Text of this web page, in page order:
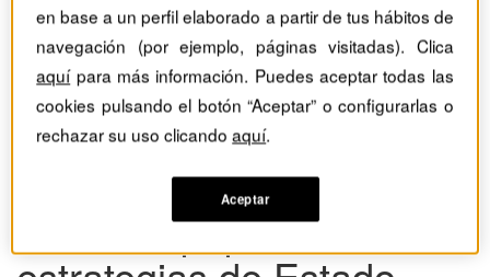
Revistas Harvard Deusto
TIC
La gestión de la inteligencia artificial en el futuro: el papel
de las estrategias de Estado
La gestión de la
inteligencia artificial en el
futuro: el papel de las
en base a un perfil elaborado a partir de tus hábitos de
navegación (por ejemplo, páginas visitadas). Clica
aquípara más información. Puedes aceptar todas las
cookies pulsando el botón “Aceptar” o configurarlas o
rechazar su uso clicandoaquí.
Aceptar